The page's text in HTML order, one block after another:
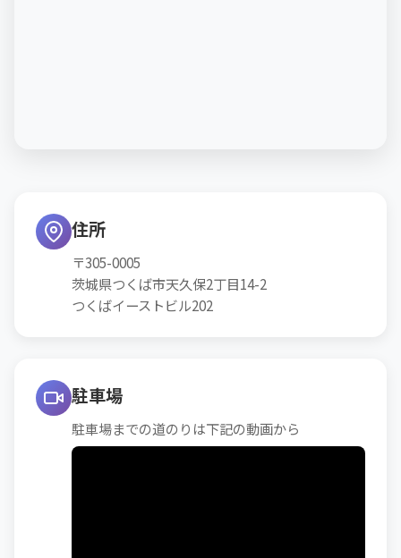
住所
〒305-0005
茨城県つくば市天久保2丁目14-2
つくばイーストビル202
駐車場
駐車場までの道のりは下記の動画から